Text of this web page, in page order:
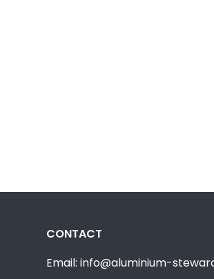
CONTACT
Email: info@aluminium-